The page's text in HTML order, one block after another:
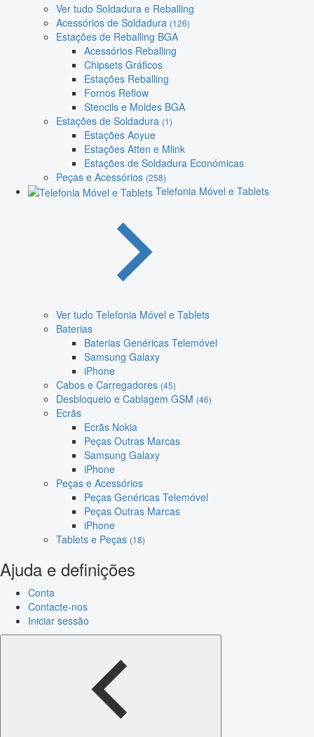
Ver tudo Soldadura e Reballing
Acessórios de Soldadura (126)
Estações de Reballing BGA
Acessórios Reballing
Chipsets Gráficos
Estações Reballing
Fornos Reflow
Stencils e Moldes BGA
Estações de Soldadura (1)
Estações Aoyue
Estações Atten e Mlink
Estações de Soldadura Económicas
Peças e Acessórios (258)
Telefonia Móvel e Tablets
Ver tudo Telefonia Móvel e Tablets
Baterias
Baterias Genéricas Telemóvel
Samsung Galaxy
iPhone
Cabos e Carregadores (45)
Desbloqueio e Cablagem GSM (46)
Ecrãs
Ecrãs Nokia
Peças Outras Marcas
Samsung Galaxy
iPhone
Peças e Acessórios
Peças Genéricas Telemóvel
Peças Outras Marcas
iPhone
Tablets e Peças (18)
Ajuda e definições
Conta
Contacte-nos
Iniciar sessão